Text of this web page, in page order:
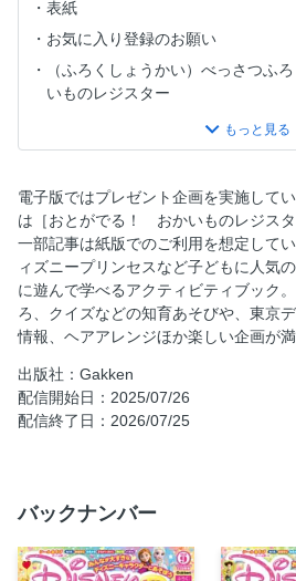
表紙
お気に入り登録のお願い
（ふろくしょうかい）べっさつふ
いものレジスター
ショッピングセット★の つくりか
ふろく「おかいものレジスター」
ピングセット★」で おかいものご
なつやすみ！ シールあそびスペシ
夏の 東京ディズニーリゾートで ク
おうちの ひとと つくろう♪ 『アナ
しろ サンデー
の たのしい かそうパーティー★
ツムツム だいしゅうごう！
プーさん ころころパズルで あそぼ
ディズニー わくわくぬりえ
電子版ではプレゼント企画を実施して
は［おとがでる！ おかいものレジスタ
一部記事は紙版でのご利用を想定して
ィズニープリンセスなど子どもに人気
に遊んで学べるアクティビティブック
ろ、クイズなどの知育あそびや、東京
情報、ヘアアレンジほか楽しい企画が満
出版社：Gakken
配信開始日：2025/07/26
配信終了日：2026/07/25
バックナンバー